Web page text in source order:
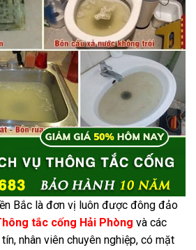
Bắc là đơn vị luôn được đông đảo
tắc cống Hải Phòng và các
nhân viên chuyên nghiệp, có mặt